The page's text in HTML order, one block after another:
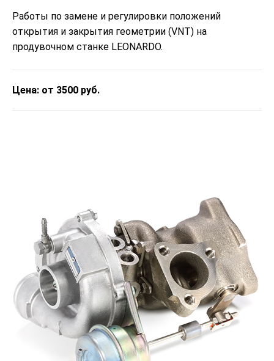
Работы по замене и регулировки положений
открытия и закрытия геометрии (VNT) на
продувочном станке LEONARDO.
Цена: от 3500 руб.